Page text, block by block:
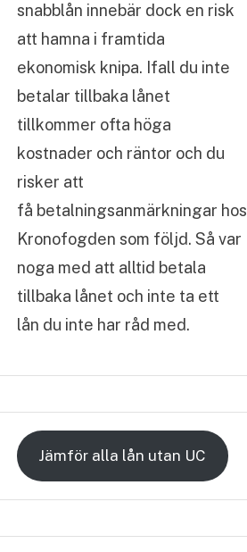
snabblån innebär dock en risk
att hamna i framtida
ekonomisk knipa. Ifall du inte
betalar tillbaka lånet
tillkommer ofta höga
kostnader och räntor och du
risker att
få betalningsanmärkningar hos
Kronofogden som följd. Så var
noga med att alltid betala
tillbaka lånet och inte ta ett
lån du inte har råd med.
Jämför alla lån utan UC